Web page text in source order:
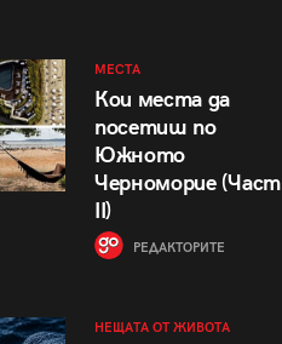
МЕСТА
Кои места да
посетиш по
Южното
Черноморие (Част
II)
РЕДАКТОРИТЕ
НЕЩАТА ОТ ЖИВОТА